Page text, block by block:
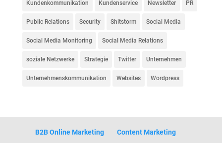
Kundenkommunikation Kundenservice Newsletter PR
Public Relations Security Shitstorm Social Media
Social Media Monitoring Social Media Relations
soziale Netzwerke Strategie Twitter Unternehmen
Unternehmenskommunikation Websites Wordpress
B2B Online Marketing
Content Marketing